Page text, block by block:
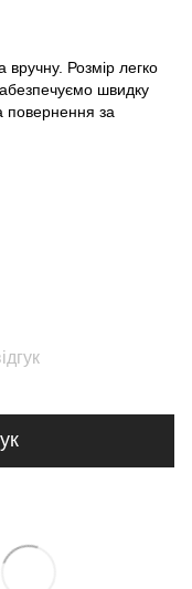
вручну. Розмір легко
швидку
повернення за